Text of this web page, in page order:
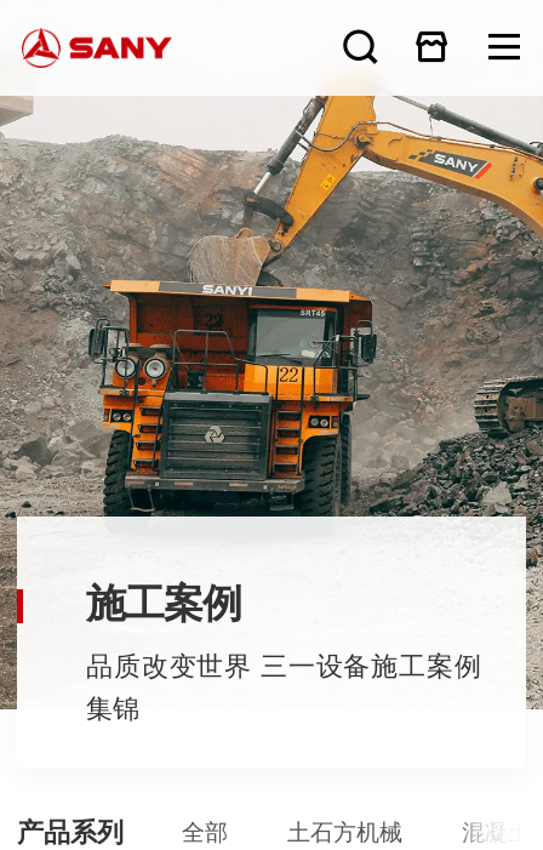
施工案例
品质改变世界 三一设备施工案例
集锦
产品系列 全部 土石方机械 混凝土